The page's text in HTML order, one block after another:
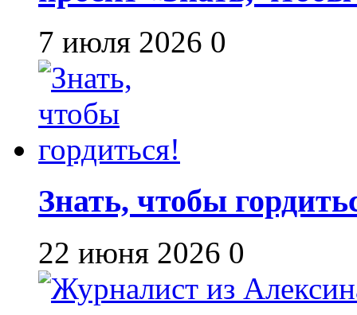
7 июля 2026 0
Знать, чтобы
22 июня 2026 0